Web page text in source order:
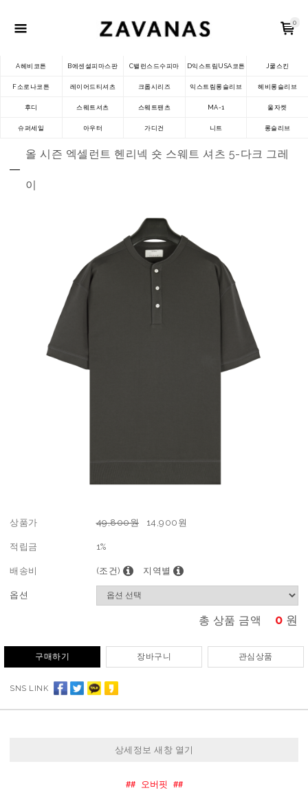
0
A헤비코튼 B에센셜피마스판 C밸런스드수피마 D익스트림USA코튼 J쿨스킨
F소로나코튼 레이어드티셔츠 크롭시리즈 익스트림롱슬리브 헤비롱슬리브
후디 스웨트셔츠 스웨트팬츠 MA-1 울자켓
슈퍼세일 아우터 가디건 니트 롱슬리브
올 시즌 엑셀런트 헨리넥 숏 스웨트 셔츠 5-다크 그레
이
상품가 49,800원 14,900 원
적립금 1%
배송비 (조건) 지역별
옵션
총 상품 금액 0 원
구매하기 장바구니 관심상품
SNS LINK
상세정보 새창 열기
##  오버핏  ##